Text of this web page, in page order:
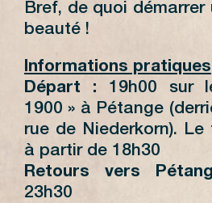
Bref, de quoi démarrer
beauté !
Informations pratiques
Départ
: 19h00 sur
1900 » à Pétange
rue de Niederkorn).
à partir de 18h30
Retours vers
23h30